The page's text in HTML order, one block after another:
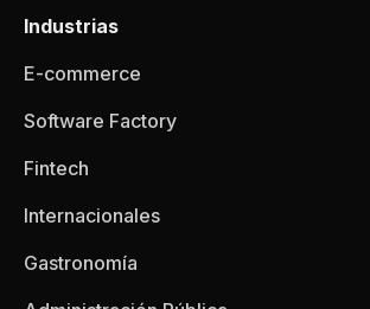
Industrias
E-commerce
Software Factory
Fintech
Internacionales
Gastronomía